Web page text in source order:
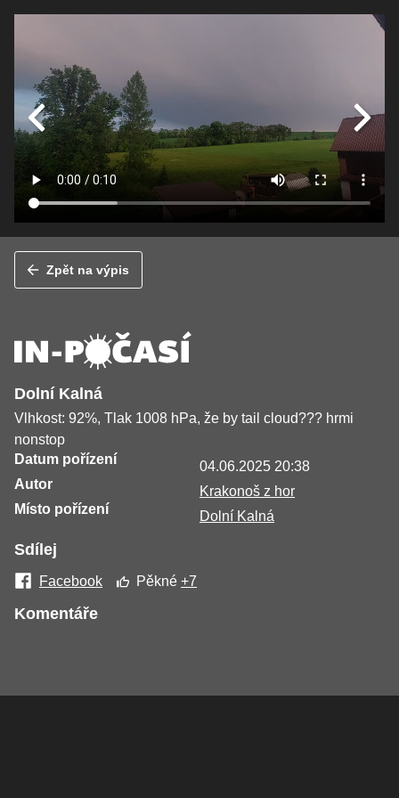
Zpět na výpis
Dolní Kalná
Vlhkost: 92%, Tlak 1008 hPa, že by tail cloud??? hrmi
nonstop
Datum pořízení
04.06.2025 20:38
Autor
Krakonoš z hor
Místo pořízení
Dolní Kalná
Sdílej
Facebook Pěkné+7
Komentáře